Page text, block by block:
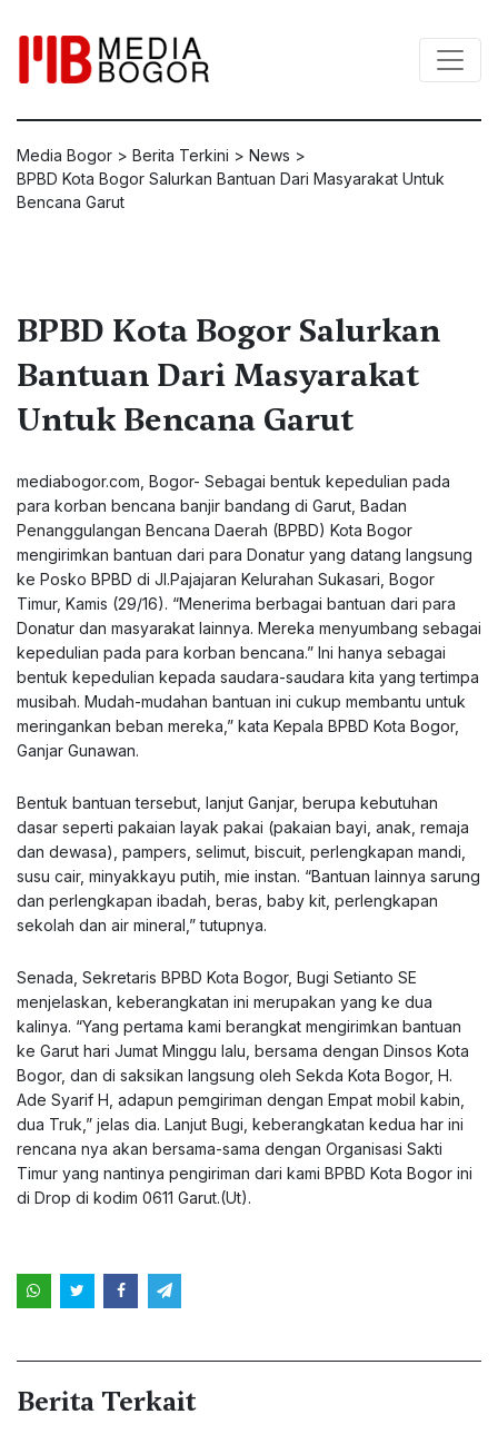
Media Bogor > Berita Terkini > News >
BPBD Kota Bogor Salurkan Bantuan Dari Masyarakat Untuk
Bencana Garut
BPBD Kota Bogor Salurkan
Bantuan Dari Masyarakat
Untuk Bencana Garut
mediabogor.com , Bogor- Sebagai bentuk kepedulian pada
para korban bencana banjir bandang di Garut, Badan
Penanggulangan Bencana Daerah (BPBD) Kota Bogor
mengirimkan bantuan dari para Donatur yang datang langsung
ke Posko BPBD di Jl.Pajajaran Kelurahan Sukasari, Bogor
Timur, Kamis (29/16). “Menerima berbagai bantuan dari para
Donatur dan masyarakat lainnya. Mereka menyumbang sebagai
kepedulian pada para korban bencana.” Ini hanya sebagai
bentuk kepedulian kepada saudara-saudara kita yang tertimpa
musibah. Mudah-mudahan bantuan ini cukup membantu untuk
meringankan beban mereka,” kata Kepala BPBD Kota Bogor,
Ganjar Gunawan.
Bentuk bantuan tersebut, lanjut Ganjar, berupa kebutuhan
dasar seperti pakaian layak pakai (pakaian bayi, anak, remaja
dan dewasa), pampers, selimut, biscuit, perlengkapan mandi,
susu cair, minyakkayu putih, mie instan. “Bantuan lainnya sarung
dan perlengkapan ibadah, beras, baby kit, perlengkapan
sekolah dan air mineral,” tutupnya.
Senada, Sekretaris BPBD Kota Bogor, Bugi Setianto SE
menjelaskan, keberangkatan ini merupakan yang ke dua
kalinya. “Yang pertama kami berangkat mengirimkan bantuan
ke Garut hari Jumat Minggu lalu, bersama dengan Dinsos Kota
Bogor, dan di saksikan langsung oleh Sekda Kota Bogor, H.
Ade Syarif H, adapun pemgiriman dengan Empat mobil kabin,
dua Truk,” jelas dia. Lanjut Bugi, keberangkatan kedua har ini
rencana nya akan bersama-sama dengan Organisasi Sakti
Timur yang nantinya pengiriman dari kami BPBD Kota Bogor ini
di Drop di kodim 0611 Garut.(Ut).
Berita Terkait